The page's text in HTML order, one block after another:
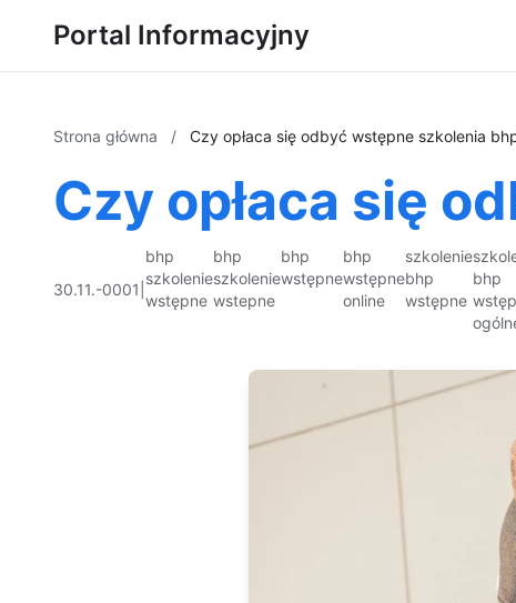
Portal Informacyjny
Strona główna / Czy opłaca się odbyć wstępne szkolenia
Czy opłaca się
30.11.-0001
bhp
szkolenie
wstępne
bhp
szkolenie
wstepne
bhp
wstępne
bhp
wstępne
online
szkolenie
bhp
wstępne
bhp